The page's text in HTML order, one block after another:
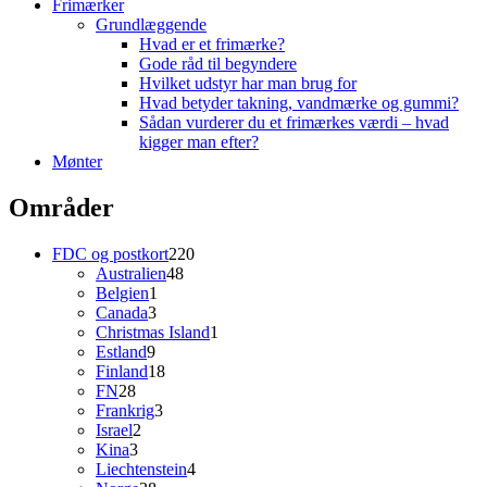
Frimærker
Grundlæggende
Hvad er et frimærke?
Gode råd til begyndere
Hvilket udstyr har man brug for
Hvad betyder takning, vandmærke og gummi?
Sådan vurderer du et frimærkes værdi – hvad
kigger man efter?
Mønter
Områder
FDC og postkort220220
Australien4848
Belgien1
Canada33
varer
Christmas Island1
Estland99
varer
Finland1818
FN2828
varer
Frankrig33
Israel2
Kina33
varer
Liechtenstein44